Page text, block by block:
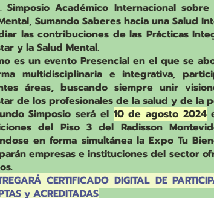
Simposio Académico Internacional
Sumando Saberes hacia una Salud
las contribuciones de las Prácticas
y la Salud Mental.
es un evento Presencial en el que se
multidisciplinaria e integrativa,
áreas, buscando siempre unir
de los profesionales de la salud y de la
Simposio será el 10 de agosto 2024
del Piso 3 del Radisson
en forma simultánea la Expo Tu
empresas e instituciones del sector
CERTIFICADO DIGITAL DE
y ACREDITADAS